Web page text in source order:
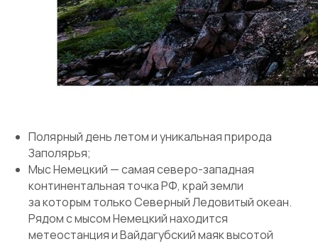
Полярный день летом и уникальная природа
Заполярья;
Мыс Немецкий — самая северо-западная
континентальная точка РФ, край земли
за которым только Северный Ледовитый океан.
Рядом с мысом Немецкий находится
метеостанция и Вайдагубский маяк высотой